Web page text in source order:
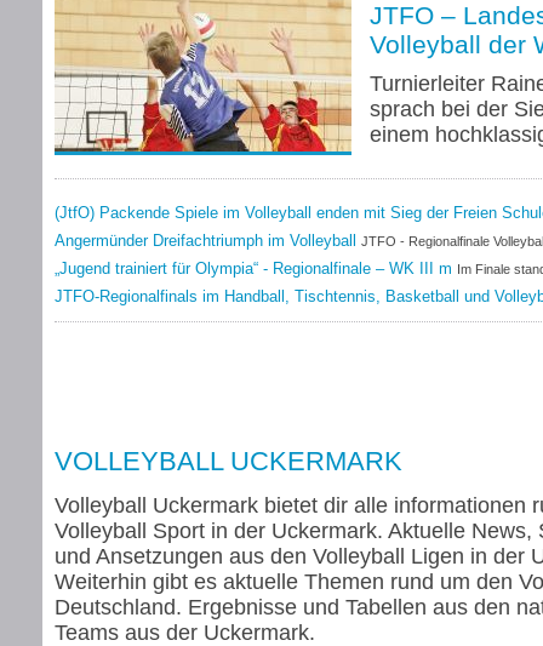
JTFO –
Volleyball der
Turnierleiter
sprach bei der
einem
(JtfO) Packende Spiele im Volleyball enden mit Sieg der Freien
Finalsieg wurde ihnen aber nicht leicht gemacht.
Angermünder Dreifachtriumph im Volleyball JTFO - Regionalfinale
„Jugend trainiert für Olympia“ - Regionalfinale – WK III m Im Finale
und der Oberschule Ehm Welk erstmals zwei Neulinge gegenüber
JTFO-Regionalfinals im Handball, Tischtennis, Basketball und
VOLLEYBALL UCKERMARK
Volleyball Uckermark bietet dir alle informationen
Volleyball Sport in der Uckermark. Aktuelle News,
und Ansetzungen aus den Volleyball Ligen in der
Weiterhin gibt es aktuelle Themen rund um den
Deutschland. Ergebnisse und Tabellen aus den
Teams aus der Uckermark.